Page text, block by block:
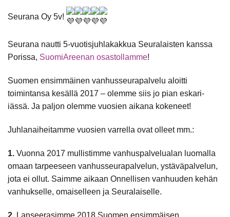
Seurana Oy 5v!
Seurana nautti 5-vuotisjuhlakakkua Seuralaisten kanssa
Porissa, SuomiAreenan osastollamme!
Suomen ensimmäinen vanhusseurapalvelu aloitti
toimintansa kesällä 2017 – olemme siis jo pian eskari-
iässä. Ja paljon olemme vuosien aikana kokeneet!
Juhlanaiheitamme vuosien varrella ovat olleet mm.:
1. Vuonna 2017 mullistimme vanhuspalvelualan luomalla
omaan tarpeeseen vanhusseurapalvelun, ystäväpalvelun,
jota ei ollut. Saimme aikaan Onnellisen vanhuuden kehän
vanhukselle, omaiselleen ja Seuralaiselle.
2. Lanseerasimme 2018 Suomen ensimmäisen